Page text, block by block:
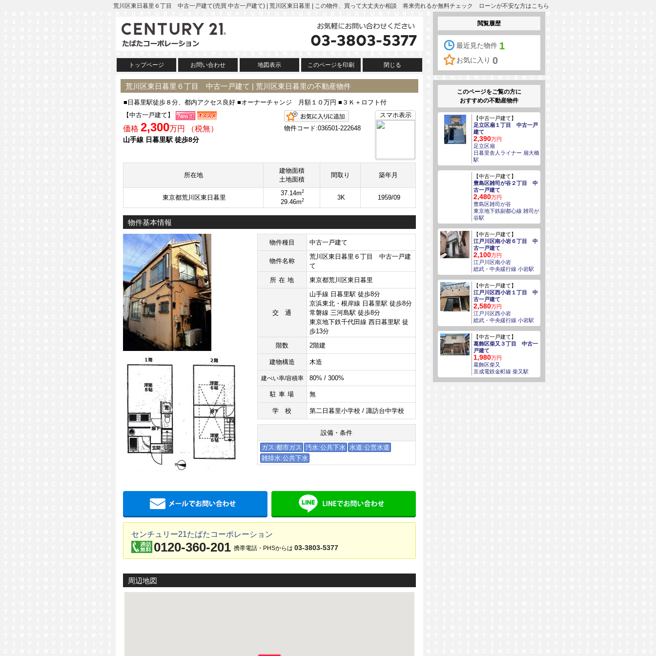
荒川区東日暮里６丁目 中古一戸建て(売買 中古一戸建て) | 荒川区東日暮里 | この物件、買って大丈夫か相談 将来売れるか無料チェック ローンが不安な方はこちら
トップページ お問い合わせ 地図表示 このページを印刷 閉じる
荒川区東日暮里６丁目 中古一戸建て | 荒川区東日暮里の不動産物件
■日暮里駅徒歩８分、都内アクセス良好 ■オーナーチャンジ 月額１０万円 ■３Ｋ＋ロフト付
【中古一戸建て】
価格 2,300万円 （税無）
山手線 日暮里駅 徒歩8分
スマホ表示
お気に入りに追加
物件コード:036501-222648
所在地
建物面積
土地面積
間取り 築年月
東京都荒川区東日暮里
37.14m2
29.46m2 3K 1959/09
物件基本情報
物件種目 中古一戸建て
物件名称
荒川区東日暮里６丁目 中古一戸建
て
所在地
東京都荒川区東日暮里
交通
山手線 日暮里駅 徒歩8分
京浜東北・根岸線 日暮里駅 徒歩8分
常磐線 三河島駅 徒歩8分
東京地下鉄千代田線 西日暮里駅 徒
歩13分
階数
2階建
建物構造 木造
建ぺい率/容積率 80% / 300%
駐車場 無
学校 第二日暮里小学校 / 諏訪台中学校
設備・条件
ガス:都市ガス
汚水:公共下水 水道:公営水道
雑排水:公共下水
メールでお問い合わせ
センチュリー21たばたコーポレーション
0120-360-201 携帯電話・PHSからは 03-3803-5377
周辺地図
閲覧履歴
最近見た物件 1
お気に入り 0
このページをご覧の方に
おすすめの不動産物件
【中古一戸建て】
足立区扇１丁目 中古一戸
建て
2,390万円
足立区扇
日暮里舎人ライナー 扇大橋
駅
【中古一戸建て】
豊島区雑司が谷２丁目 中
古一戸建て
2,480万円
豊島区雑司が谷
東京地下鉄副都心線 雑司が
谷駅
【中古一戸建て】
江戸川区南小岩６丁目 中
古一戸建て
2,100万円
江戸川区南小岩
総武・中央緩行線 小岩駅
【中古一戸建て】
江戸川区西小岩１丁目 中
古一戸建て
2,580万円
江戸川区西小岩
総武・中央緩行線 小岩駅
【中古一戸建て】
葛飾区柴又３丁目 中古一
戸建て
1,980万円
葛飾区柴又
京成電鉄金町線 柴又駅